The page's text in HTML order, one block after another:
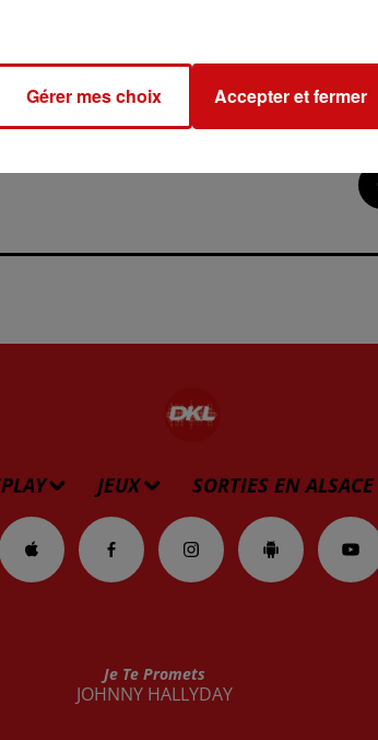
JEUX SORTIES EN ALSACE
Je Te Promets
JOHNNY HALLYDAY
Gérer mes choix Accepter et fermer